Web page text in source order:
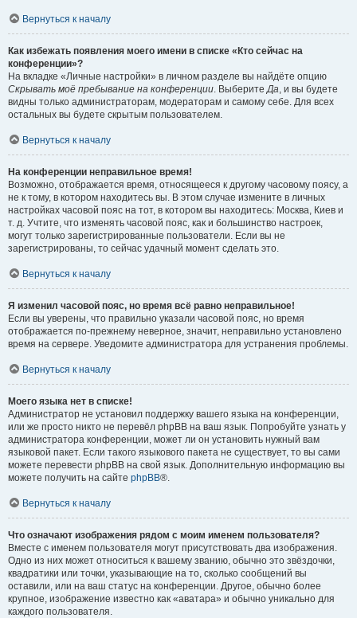
Вернуться к началу
Как избежать появления моего имени в списке «Кто сейчас на
конференции»?
На вкладке «Личные настройки» в личном разделе вы найдёте опцию
Скрывать моё пребывание на конференции. ВыберитеДа, и вы будете
видны только администраторам, модераторам и самому себе. Для всех
остальных вы будете скрытым пользователем.
Вернуться к началу
На конференции неправильное время!
Возможно, отображается время, относящееся к другому часовому поясу, а
не к тому, в котором находитесь вы. В этом случае измените в личных
настройках часовой пояс на тот, в котором вы находитесь: Москва, Киев и
т. д. Учтите, что изменять часовой пояс, как и большинство настроек,
могут только зарегистрированные пользователи. Если вы не
зарегистрированы, то сейчас удачный момент сделать это.
Вернуться к началу
Я изменил часовой пояс, но время всё равно неправильное!
Если вы уверены, что правильно указали часовой пояс, но время
отображается по-прежнему неверное, значит, неправильно установлено
время на сервере. Уведомите администратора для устранения проблемы.
Вернуться к началу
Моего языка нет в списке!
Администратор не установил поддержку вашего языка на конференции,
или же просто никто не перевёл phpBB на ваш язык. Попробуйте узнать у
администратора конференции, может ли он установить нужный вам
языковой пакет. Если такого языкового пакета не существует, то вы сами
можете перевести phpBB на свой язык. Дополнительную информацию вы
можете получить на сайте phpBB®.
Вернуться к началу
Что означают изображения рядом с моим именем пользователя?
Вместе с именем пользователя могут присутствовать два изображения.
Одно из них может относиться к вашему званию, обычно это звёздочки,
квадратики или точки, указывающие на то, сколько сообщений вы
оставили, или на ваш статус на конференции. Другое, обычно более
крупное, изображение известно как «аватара» и обычно уникально для
каждого пользователя.